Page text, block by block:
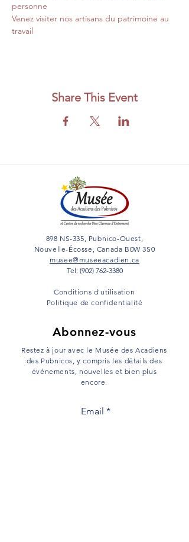
personne
Venez visiter nos artisans du patrimoine au
travail
Share This Event
898 NS-335, Pubnico-Ouest,
Nouvelle-Écosse, Canada B0W 3S0
musee@museeacadien.ca
Tel: (902) 762-3380
Conditions d'utilisation
Politique de confidentialité
Abonnez-vous
Restez à jour avec le Musée des Acadiens
des Pubnicos, y compris les détails des
événements, nouvelles et bien plus
encore.
Email